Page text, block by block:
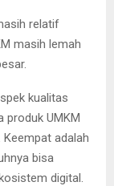
relatif
masih lemah
kualitas
produk UMKM
adalah
bisa
digital.